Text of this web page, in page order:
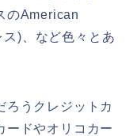
のAmerican
)、など色々とあ
ろうクレジットカ
ードやオリコカー